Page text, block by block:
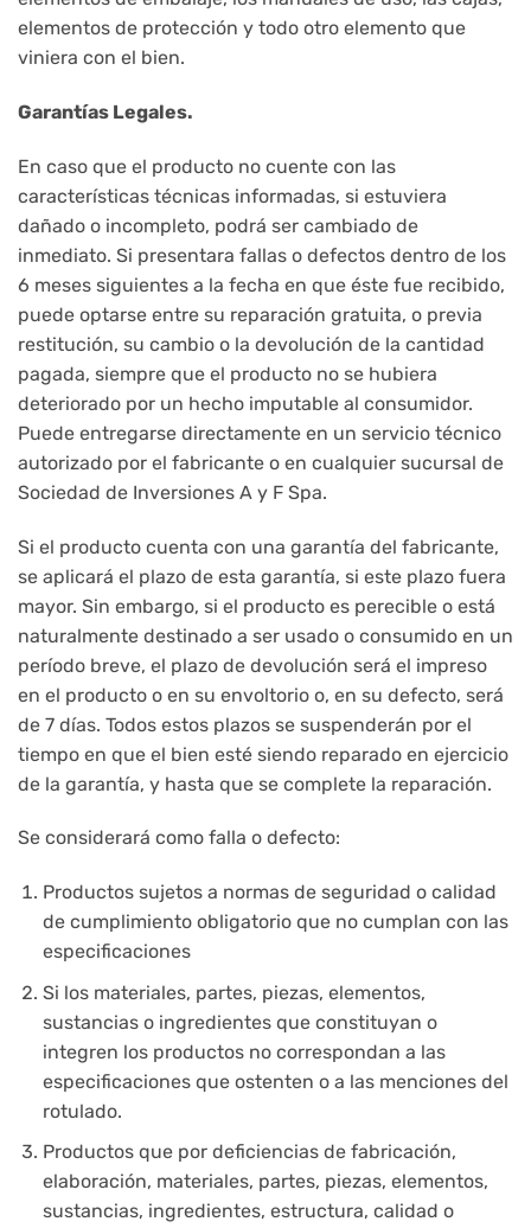
elementos de protección y todo otro elemento que
viniera con el bien.
Garantías Legales.
En caso que el producto no cuente con las
características técnicas informadas, si estuviera
dañado o incompleto, podrá ser cambiado de
inmediato. Si presentara fallas o defectos dentro de los
6 meses siguientes a la fecha en que éste fue recibido,
puede optarse entre su reparación gratuita, o previa
restitución, su cambio o la devolución de la cantidad
pagada, siempre que el producto no se hubiera
deteriorado por un hecho imputable al consumidor.
Puede entregarse directamente en un servicio técnico
autorizado por el fabricante o en cualquier sucursal de
Sociedad de Inversiones A y F Spa.
Si el producto cuenta con una garantía del fabricante,
se aplicará el plazo de esta garantía, si este plazo fuera
mayor. Sin embargo, si el producto es perecible o está
naturalmente destinado a ser usado o consumido en un
período breve, el plazo de devolución será el impreso
en el producto o en su envoltorio o, en su defecto, será
de 7 días. Todos estos plazos se suspenderán por el
tiempo en que el bien esté siendo reparado en ejercicio
de la garantía, y hasta que se complete la reparación.
Se considerará como falla o defecto:
Productos sujetos a normas de seguridad o calidad
de cumplimiento obligatorio que no cumplan con las
especificaciones
Si los materiales, partes, piezas, elementos,
sustancias o ingredientes que constituyan o
integren los productos no correspondan a las
especificaciones que ostenten o a las menciones del
rotulado.
Productos que por deficiencias de fabricación,
elaboración, materiales, partes, piezas, elementos,
sustancias, ingredientes, estructura, calidad o